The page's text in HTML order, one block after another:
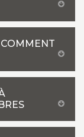
COMMENT